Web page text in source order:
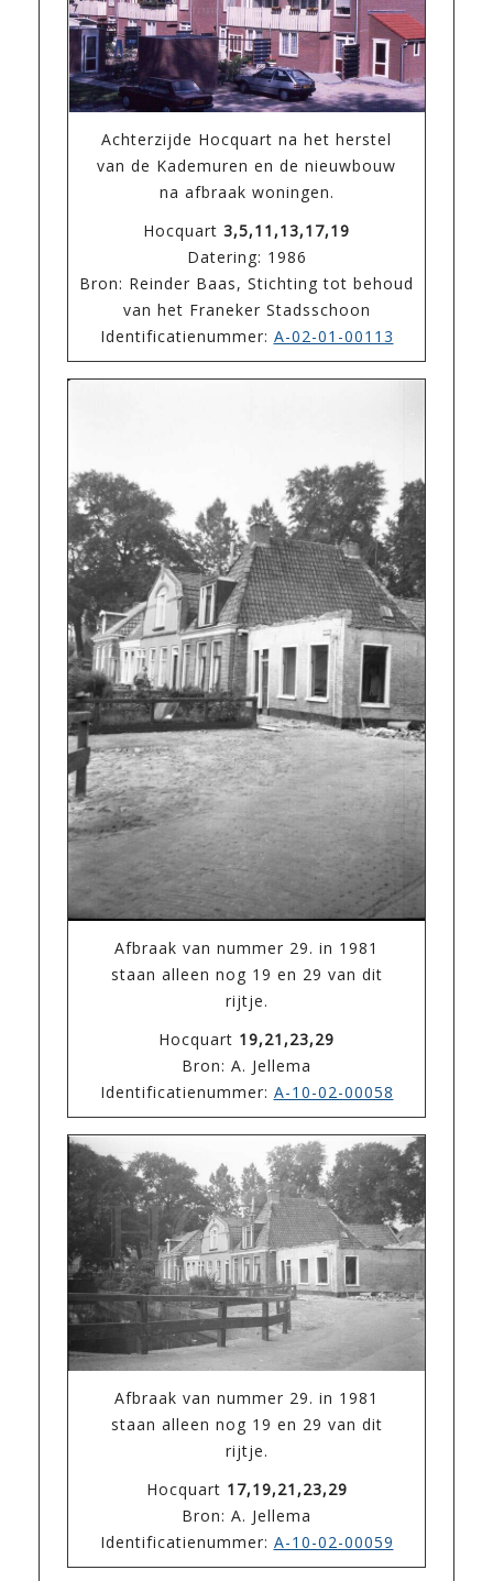
Achterzijde Hocquart na het herstel
van de Kademuren en de nieuwbouw
na afbraak woningen.
Hocquart 3,5,11,13,17,19
Datering: 1986
Bron: Reinder Baas, Stichting tot behoud
van het Franeker Stadsschoon
Identificatienummer: A-02-01-00113
Afbraak van nummer 29. in 1981
staan alleen nog 19 en 29 van dit
rijtje.
Hocquart 19,21,23,29
Bron: A. Jellema
Identificatienummer: A-10-02-00058
Afbraak van nummer 29. in 1981
staan alleen nog 19 en 29 van dit
rijtje.
Hocquart 17,19,21,23,29
Bron: A. Jellema
Identificatienummer: A-10-02-00059